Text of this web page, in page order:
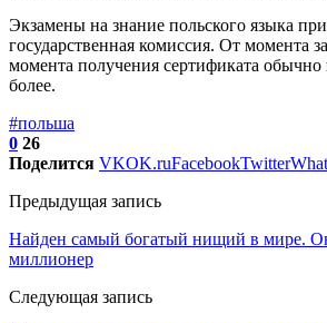
Экзамены на знание польского языка
государственная комиссия. От момента
момента получения сертификата обычно
более.
#польша
0 26
Поделится VKOK.ruFacebookTwitter
Предыдущая запись
Найден самый богатый нищий в мире.
миллионер
Следующая запись